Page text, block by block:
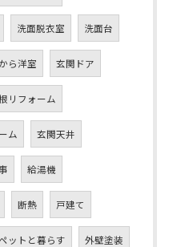
洗面脱衣室 洗面台
ら洋室 玄関ドア
リフォーム
ム 玄関天井
給湯機
断熱 戸建て
ットと暮らす 外壁塗装